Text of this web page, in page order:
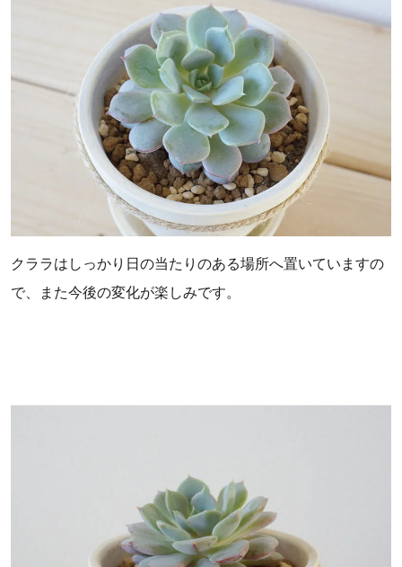
クララはしっかり日の当たりのある場所へ置いていますの
で、また今後の変化が楽しみです。